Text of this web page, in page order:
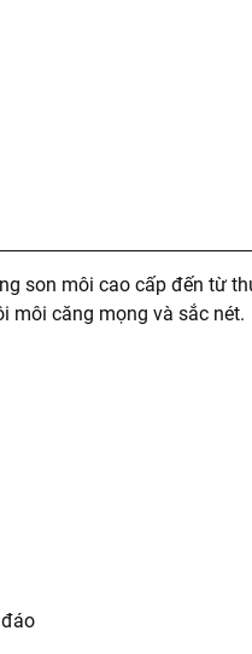
son môi cao cấp đến từ
môi căng mọng và sắc nét.